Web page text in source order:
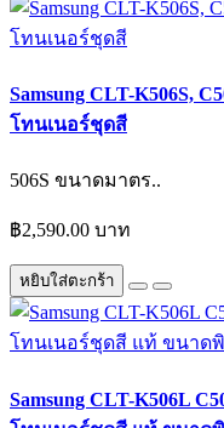
Samsung CLT-K506S,
โทนเนอร์ชุดสี
506S ขนาดมาตร..
฿2,590.00 บาท
หยิบใส่ตะกร้า
Samsung CLT-K506L